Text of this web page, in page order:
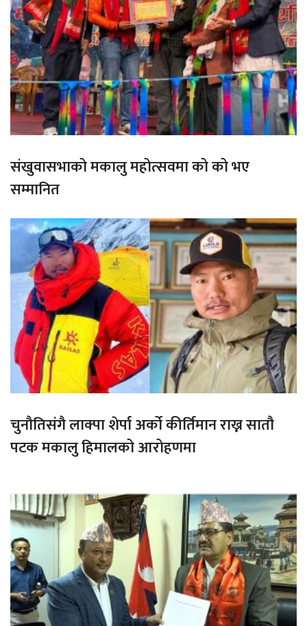
संखुवासभाको मकालु महोत्सवमा को को भए
सम्मानित
चुनौतिसंगै लाक्पा शेर्पा अर्को कीर्तिमान राख्न सातौ
पटक मकालु हिमालको आरोहणमा